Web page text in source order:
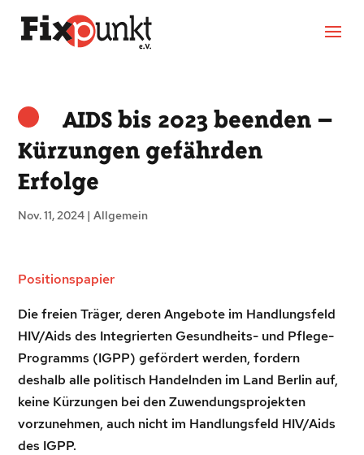
AIDS bis 2023 beenden –
Kürzungen gefährden
Erfolge
Nov. 11, 2024 |Allgemein
Positionspapier
Die freien Träger, deren Angebote im Handlungsfeld
HIV/Aids des Integrierten Gesundheits- und Pflege-
Programms (IGPP) gefördert werden, fordern
deshalb alle politisch Handelnden im Land Berlin auf,
keine Kürzungen bei den Zuwendungsprojekten
vorzunehmen, auch nicht im Handlungsfeld HIV/Aids
des IGPP.